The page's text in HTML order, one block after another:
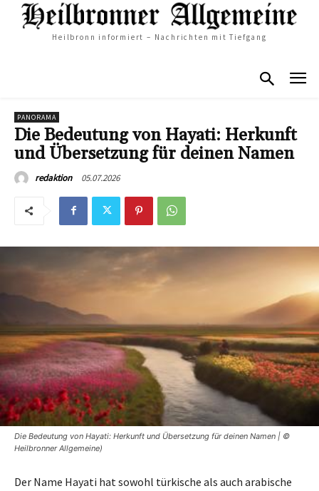
Heilbronn informiert – Nachrichten mit Tiefgang
PANORAMA
Die Bedeutung von Hayati: Herkunft
und Übersetzung für deinen Namen
redaktion 05.07.2026
Die Bedeutung von Hayati: Herkunft und Übersetzung für deinen Namen | ©
Heilbronner Allgemeine)
Der Name Hayati hat sowohl türkische als auch arabische